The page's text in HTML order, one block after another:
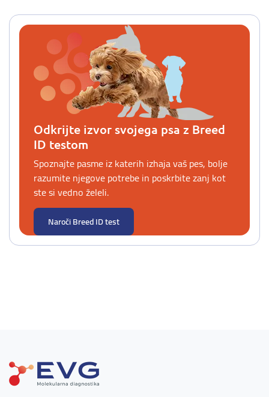
Odkrijte izvor svojega psa z Breed
ID testom
Spoznajte pasme iz katerih izhaja vaš pes, bolje
razumite njegove potrebe in poskrbite zanj kot
ste si vedno želeli.
Naroči Breed ID test